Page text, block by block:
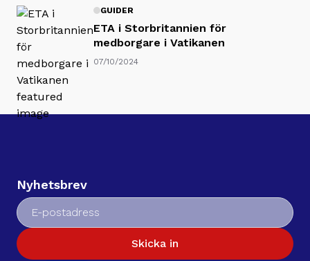
GUIDER
ETA i Storbritannien för
medborgare i Vatikanen
07/10/2024
Nyhetsbrev
Skicka in